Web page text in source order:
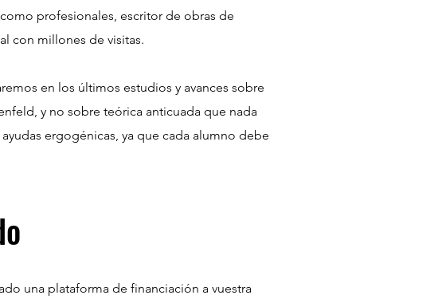
profesionales, escritor de obras de
con millones de visitas.
en los últimos estudios y avances sobre
y no sobre teórica anticuada que nada
ergogénicas, ya que cada alumno debe
una plataforma de financiación a vuestra